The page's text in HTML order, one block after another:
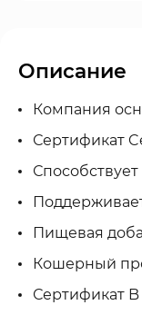
Описание
Компания
Сертификат
Пищевая
Кошерный
Сертификат